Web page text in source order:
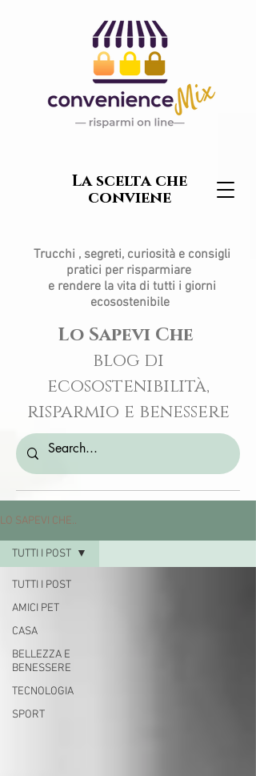
Trucchi , segreti, curiosità e consigli
pratici per risparmiare
e rendere la vita di tutti i giorni
ecosostenibile
La scelta che
conviene
Lo Sapevi Che
blog di
ecosostenibilità,
risparmio e benessere
LO SAPEVI CHE..
TUTTI I POST
AMICI PET
CASA
BELLEZZA E
BENESSERE
TECNOLOGIA
SPORT
TUTTI I POST